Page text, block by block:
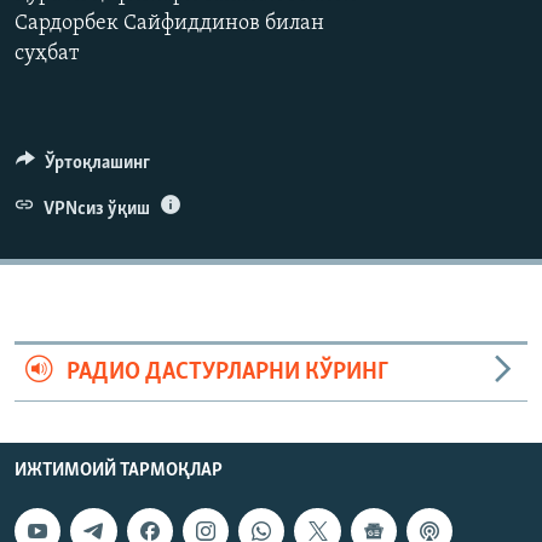
Сардорбек Сайфиддинов билан
суҳбат
Ўртоқлашинг
VPNсиз ўқиш
РАДИО ДАСТУРЛАРНИ КЎРИНГ
ИЖТИМОИЙ ТАРМОҚЛАР